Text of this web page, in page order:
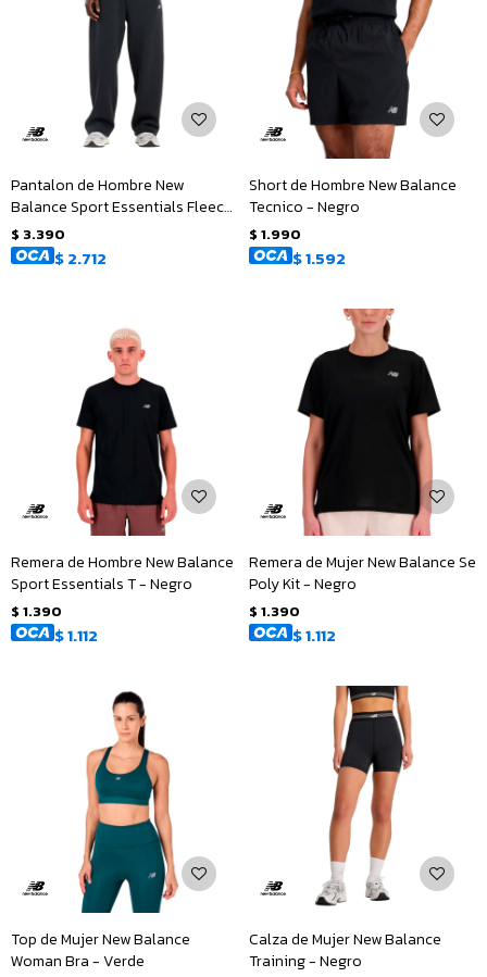
Pantalon de Hombre New
Balance Sport Essentials Fleece
- Negro
$ 3.390
$2.712
Short de Hombre New Balance
Tecnico - Negro
$ 1.990
$1.592
Remera de Hombre New Balance
Sport Essentials T - Negro
$ 1.390
$1.112
Remera de Mujer New Balance Se
Poly Kit - Negro
$ 1.390
$1.112
Top de Mujer New Balance
Woman Bra - Verde
Calza de Mujer New Balance
Training - Negro